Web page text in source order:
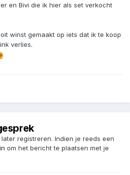
en Bivi die ik hier als set verkocht
winst gemaakt op iets dat ik te koop
verlies.
registreren. Indien je reeds een
om het bericht te plaatsen met je